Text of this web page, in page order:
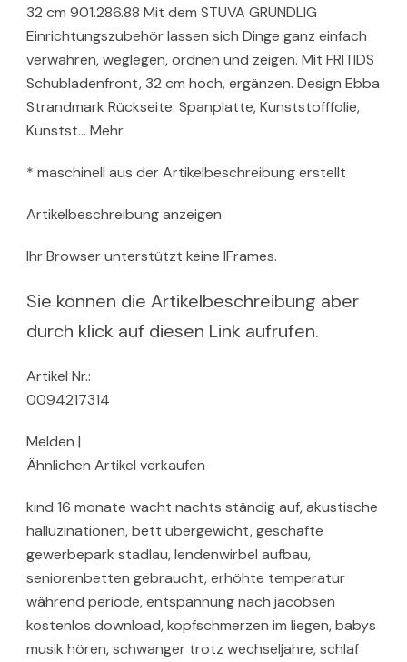
32 cm 901.286.88 Mit dem STUVA GRUNDLIG
Einrichtungszubehör lassen sich Dinge ganz einfach
verwahren, weglegen, ordnen und zeigen. Mit FRITIDS
Schubladenfront, 32 cm hoch, ergänzen. Design Ebba
Strandmark Rückseite: Spanplatte, Kunststofffolie,
Kunstst… Mehr
* maschinell aus der Artikelbeschreibung erstellt
Artikelbeschreibung anzeigen
Ihr Browser unterstützt keine IFrames.
Sie können die Artikelbeschreibung aber
durch klick auf diesen Link aufrufen.
Artikel Nr.:
0094217314
Melden |
Ähnlichen Artikel verkaufen
kind 16 monate wacht nachts ständig auf, akustische
halluzinationen, bett übergewicht, geschäfte
gewerbepark stadlau, lendenwirbel aufbau,
seniorenbetten gebraucht, erhöhte temperatur
während periode, entspannung nach jacobsen
kostenlos download, kopfschmerzen im liegen, babys
musik hören, schwanger trotz wechseljahre, schlaf